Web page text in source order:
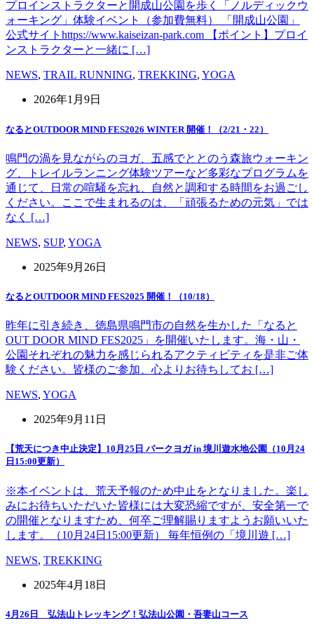
プロインストラクターと開成山公園を歩く「ノルディックウ
ォーキング」体験イベント（参加費無料） 「開成山公園」
公式サイトhttps://www.kaiseizan-park.com 【ポイント】プロイ
ンストラクターと一緒に […]
NEWS, TRAIL RUNNING, TREKKING, YOGA
2026年1月9日
なるとOUTDOOR MIND FES2026 WINTER 開催！（2/21・22）
鳴門の渦を見ながらのヨガ、五感でととのう森旅ウォーキン
グ、トレイルランニング体験ツアーなど多彩なプログラムを
通じて、日常の喧騒を忘れ、自然と調和する時間をお過ごし
ください。ここで生まれるのは、「頑張るための元気」では
なく […]
NEWS, SUP, YOGA
2025年9月26日
なるとOUTDOOR MIND FES2025 開催！（10/18）
昨年に引き続き、徳島県鳴門市の自然を生かした「なると
OUT DOOR MIND FES2025」を開催いたします。海・山・
公園それぞれの魅力を感じられるアクティビティを是非ご体
験ください。皆様のご参加、心よりお待ちしてお […]
NEWS, YOGA
2025年9月11日
【荒天につき中止決定】10月25日 パークヨガ in 境川遊水地公園（10月24
日15:00更新）
※本イベントは、荒天予報のため中止をとなりました。楽し
みにお待ちいただいた皆様には大変恐縮ですが、安全第一で
の開催となりますため、何卒ご理解賜りますようお願いいた
します。（10月24日15:00更新） 毎年恒例の「境川遊 […]
NEWS, TREKKING
2025年4月18日
4月26日 弘法山トレッキング！弘法山公園・吾妻山コース